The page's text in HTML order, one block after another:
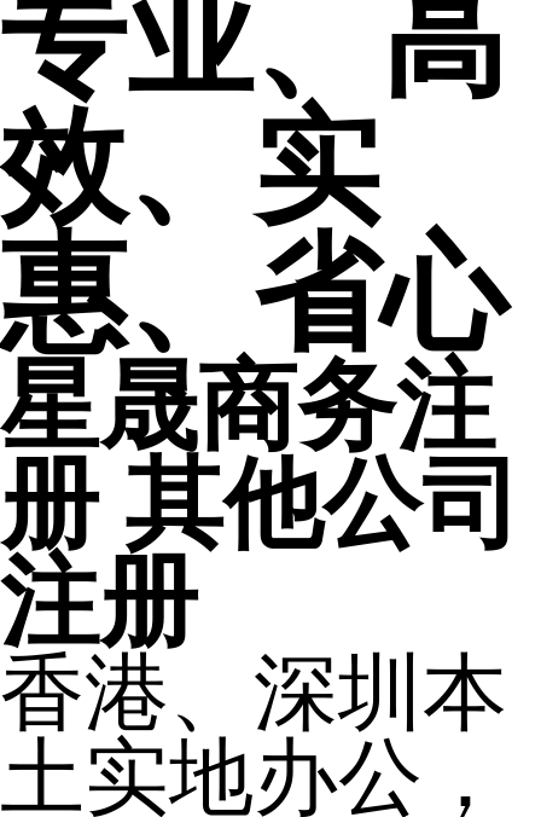
专业、高
效、实
惠、省心
星晟商务注
册 其他公司
注册
香港、深圳本
土实地办公，